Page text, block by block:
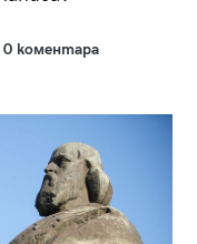
0 коментара